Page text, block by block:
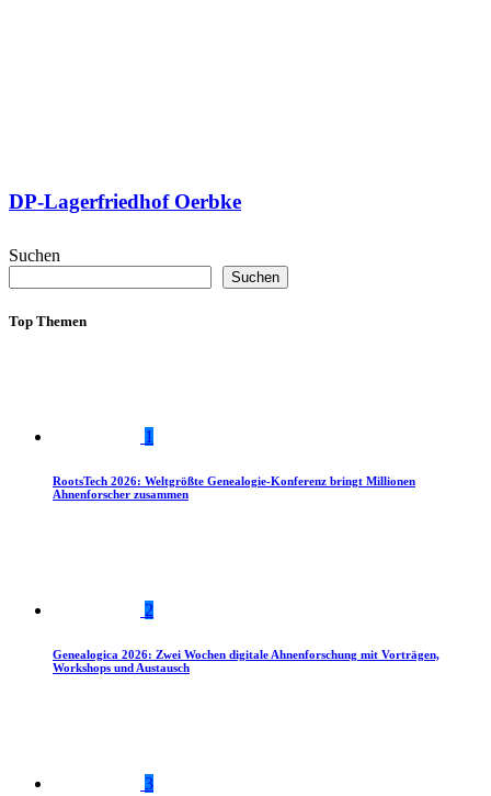
DP-Lagerfriedhof Oerbke
Suchen
Suchen
Top Themen
1
RootsTech 2026: Weltgrößte Genealogie-Konferenz bringt Millionen
Ahnenforscher zusammen
2
Genealogica 2026: Zwei Wochen digitale Ahnenforschung mit Vorträgen,
Workshops und Austausch
3